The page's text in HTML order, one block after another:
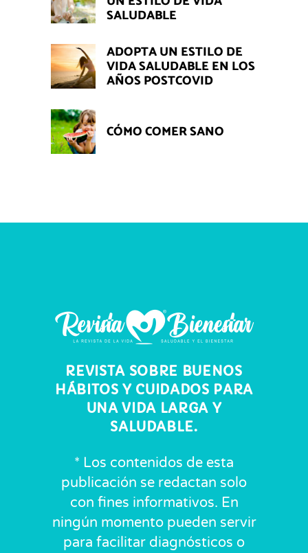
SALUDABLE
ADOPTA UN ESTILO DE
VIDA SALUDABLE EN LOS
AÑOS POSTCOVID
CÓMO COMER SANO
REVISTA SOBRE BUENOS
HÁBITOS Y CUIDADOS PARA
UNA VIDA LARGA Y
SALUDABLE.
* Los contenidos de esta
publicación se redactan solo
con fines informativos. En
ningún momento pueden servir
para facilitar diagnósticos o